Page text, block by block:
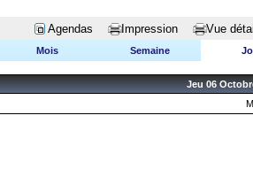
Agendas Impression Vue
Mois Semaine
Jeu 06